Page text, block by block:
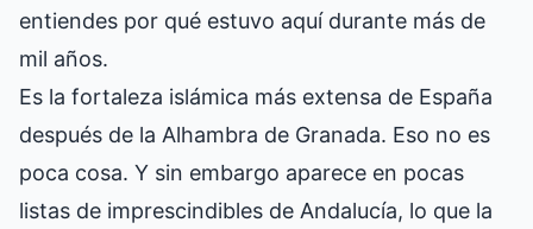
entiendes por qué estuvo aquí durante más de
mil años.
Es la fortaleza islámica más extensa de España
después de la Alhambra de Granada. Eso no es
poca cosa. Y sin embargo aparece en pocas
listas de imprescindibles de Andalucía, lo que la